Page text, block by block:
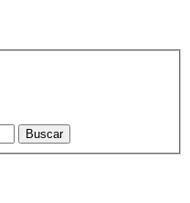
Buscar